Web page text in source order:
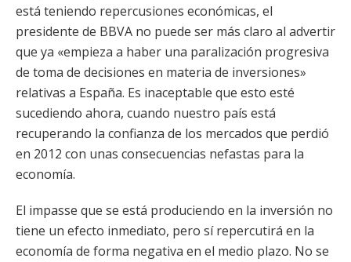
está teniendo repercusiones económicas, el
presidente de BBVA no puede ser más claro al advertir
que ya «empieza a haber una paralización progresiva
de toma de decisiones en materia de inversiones»
relativas a España. Es inaceptable que esto esté
sucediendo ahora, cuando nuestro país está
recuperando la confianza de los mercados que perdió
en 2012 con unas consecuencias nefastas para la
economía.
El impasse que se está produciendo en la inversión no
tiene un efecto inmediato, pero sí repercutirá en la
economía de forma negativa en el medio plazo. No se